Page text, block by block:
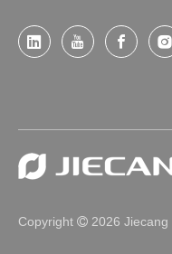
Copyright  2026 Jiecang